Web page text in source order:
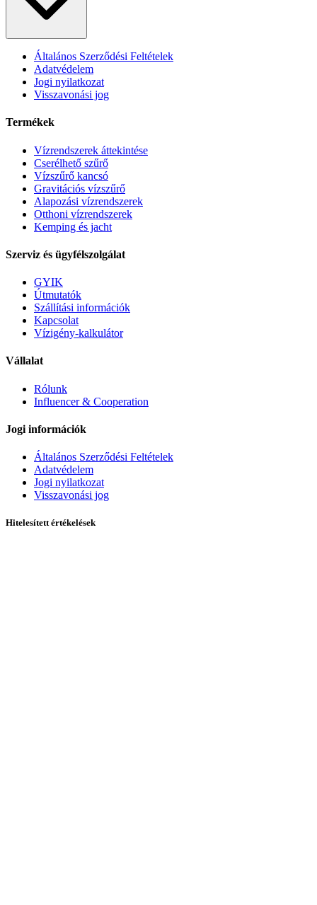
Általános Szerződési Feltételek
Adatvédelem
Jogi nyilatkozat
Visszavonási jog
Termékek
Vízrendszerek áttekintése
Cserélhető szűrő
Vízszűrő kancsó
Gravitációs vízszűrő
Alapozási vízrendszerek
Otthoni vízrendszerek
Kemping és jacht
Szerviz és ügyfélszolgálat
GYIK
Útmutatók
Szállítási információk
Kapcsolat
Vízigény-kalkulátor
Vállalat
Rólunk
Influencer & Cooperation
Jogi információk
Általános Szerződési Feltételek
Adatvédelem
Jogi nyilatkozat
Visszavonási jog
Hitelesített értékelések